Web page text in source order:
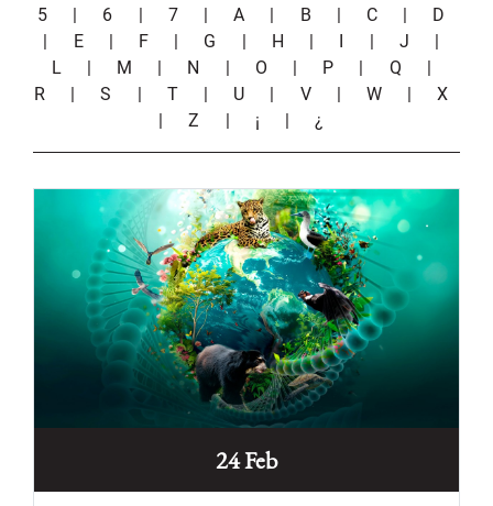
5
| 6 | 7 |A | B | C | D
| E | F | G | H | I | J
|
L
| M | N | O | P | Q
|
R
|S | T | U | V |W |X
|Z | ¡ |¿
24 Feb